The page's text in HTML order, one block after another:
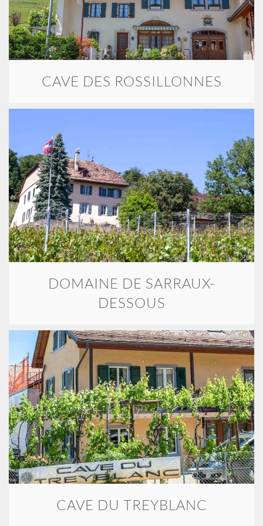
CAVE DES ROSSILLONNES
DOMAINE DE SARRAUX-
DESSOUS
CAVE DU TREYBLANC